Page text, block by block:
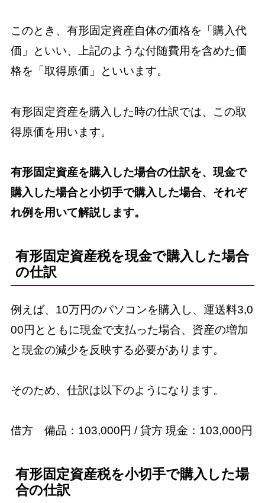
このとき、有形固定資産自体の価格を「購入代
価」といい、上記のような付随費用を含めた価
格を「取得原価」といいます。
有形固定資産を購入した時の仕訳では、この取
得原価を用います。
有形固定資産を購入した場合の仕訳を、現金で
購入した場合と小切手で購入した場合、それぞ
れ例を用いて解説します。
有形固定資産税を現金で購入した場合
の仕訳
例えば、10万円のパソコンを購入し、運送料3,0
00円とともに現金で支払った場合、資産の増加
と現金の減少を反映する必要があります。
そのため、仕訳は以下のようになります。
借方 備品：103,000円 / 貸方 現金：103,000円
有形固定資産税を小切手で購入した場
合の仕訳